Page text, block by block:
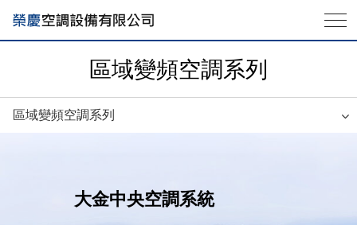
區域變頻空調系列
區域變頻空調系列
大金中央空調系統